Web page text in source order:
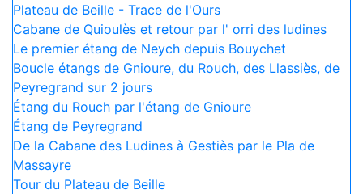
Plateau de Beille - Trace de l'Ours
Cabane de Quioulès et retour par l' orri des ludines
Le premier étang de Neych depuis Bouychet
Boucle étangs de Gnioure, du Rouch, des Llassiès, de
Peyregrand sur 2 jours
Étang du Rouch par l'étang de Gnioure
Étang de Peyregrand
De la Cabane des Ludines à Gestiès par le Pla de
Massayre
Tour du Plateau de Beille